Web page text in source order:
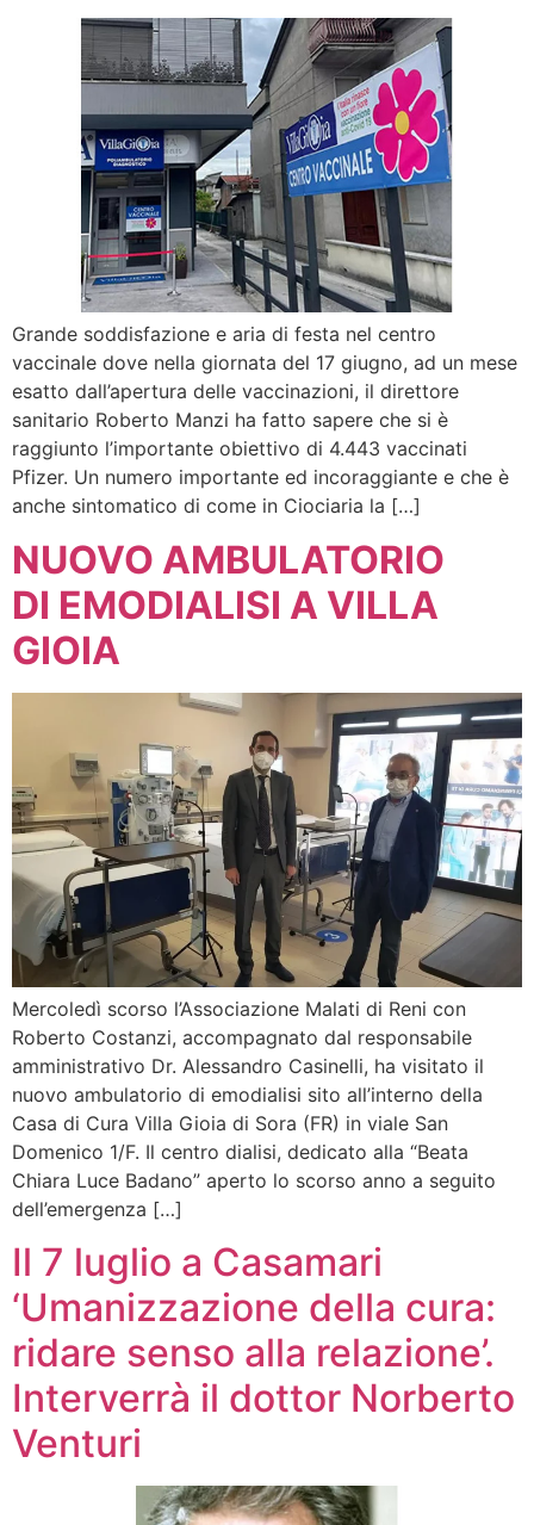
Grande soddisfazione e aria di festa nel centro
vaccinale dove nella giornata del 17 giugno, ad un mese
esatto dall’apertura delle vaccinazioni, il direttore
sanitario Roberto Manzi ha fatto sapere che si è
raggiunto l’importante obiettivo di 4.443 vaccinati
Pfizer. Un numero importante ed incoraggiante e che è
anche sintomatico di come in Ciociaria la […]
NUOVO AMBULATORIO
DI EMODIALISI A VILLA
GIOIA
Mercoledì scorso l’Associazione Malati di Reni con
Roberto Costanzi, accompagnato dal responsabile
amministrativo Dr. Alessandro Casinelli, ha visitato il
nuovo ambulatorio di emodialisi sito all’interno della
Casa di Cura Villa Gioia di Sora (FR) in viale San
Domenico 1/F. Il centro dialisi, dedicato alla “Beata
Chiara Luce Badano” aperto lo scorso anno a seguito
dell’emergenza […]
Il 7 luglio a Casamari
‘Umanizzazione della cura:
ridare senso alla relazione’.
Interverrà il dottor Norberto
Venturi